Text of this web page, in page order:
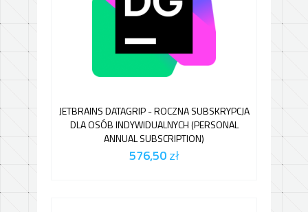
JETBRAINS DATAGRIP - ROCZNA SUBSKRYPCJA
DLA OSÓB INDYWIDUALNYCH (PERSONAL
ANNUAL SUBSCRIPTION)
576,50zł